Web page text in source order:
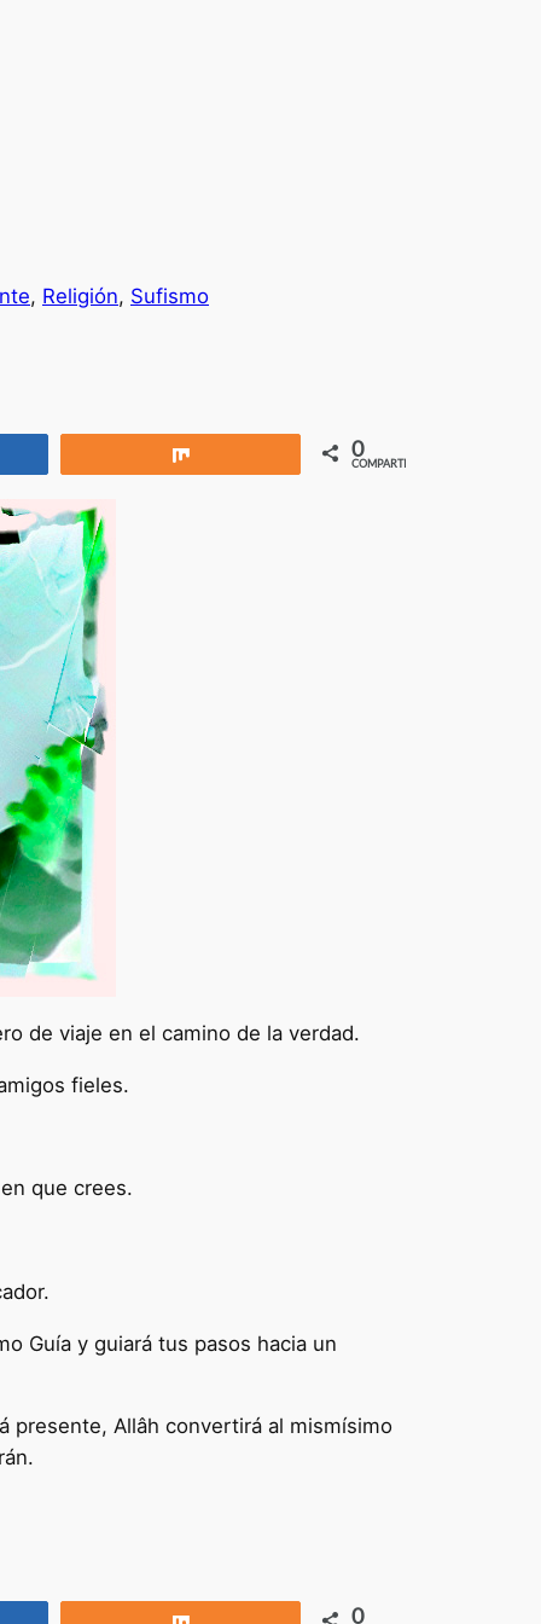
, Religión, Sufismo
0
COMPARTIR
de viaje en el camino de la verdad.
fieles.
que crees.
Guía y guiará tus pasos hacia un
presente, Allâh convertirá al mismísimo
0